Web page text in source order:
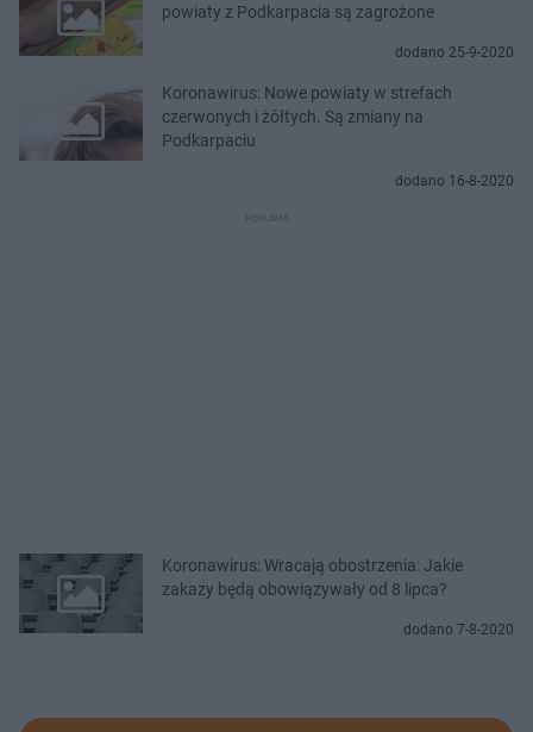
powiaty z Podkarpacia są zagrożone
dodano 25-9-2020
Koronawirus: Nowe powiaty w strefach
czerwonych i żółtych. Są zmiany na
Podkarpaciu
dodano 16-8-2020
Koronawirus: Wracają obostrzenia: Jakie
zakazy będą obowiązywały od 8 lipca?
dodano 7-8-2020